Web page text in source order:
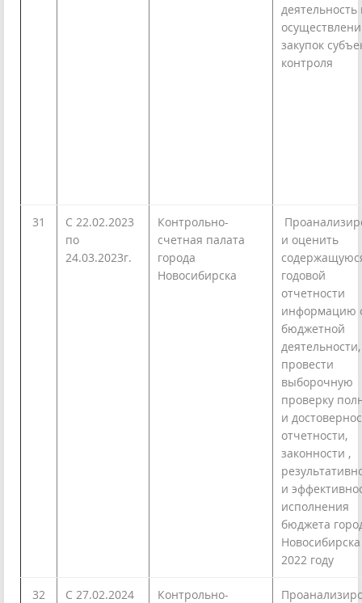
деятельность
закупок
контроля
31
С 22.02.2023
по
24.03.2023г.
Контрольно-
счетная палата
города
Новосибирска
и оценить
годовой
отчетности
информацию
бюджетной
деятельности,
провести
выборочную
проверку
и
отчетности,
законности ,
и
исполнения
бюджета
2022 году
32
С 27.02.2024
Контрольно-